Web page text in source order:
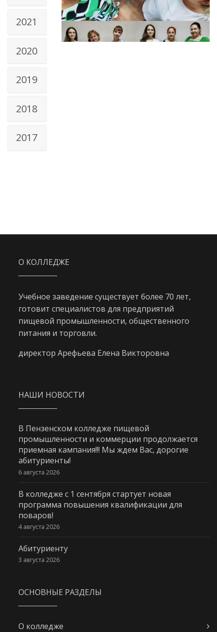
2021
2020
2019
2018
2017
О КОЛЛЕДЖЕ
Учебное заведение существует более 70 лет,
готовит специалистов для предприятий
пищевой промышленности, общественного
питания и торговли.
директор Арефьева Елена Викторовна
НАШИ НОВОСТИ
В Пензенском колледже пищевой
промышленности и коммерции продолжается
приемная кампания!!! Мы ждем Вас, дорогие
абитуриенты!
6 августа 2026
В колледже с 1 сентября стартует новая
программа повышения квалификации для
поваров!
4 августа 2026
Абитуриенту
3 августа 2026
ОСНОВНЫЕ РАЗДЕЛЫ
О колледже